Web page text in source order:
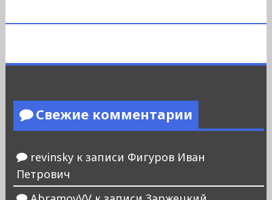
Свежие комментарии
revinskyк записи Фигуров Иван
Петрович